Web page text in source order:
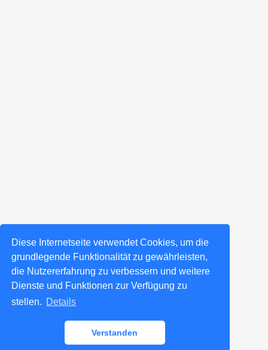
Diese Internetseite verwendet Cookies, um die
grundlegende Funktionalität zu gewährleisten,
die Nutzererfahrung zu verbessern und weitere
Dienste und Funktionen zur Verfügung zu
stellen. Details
Verstanden